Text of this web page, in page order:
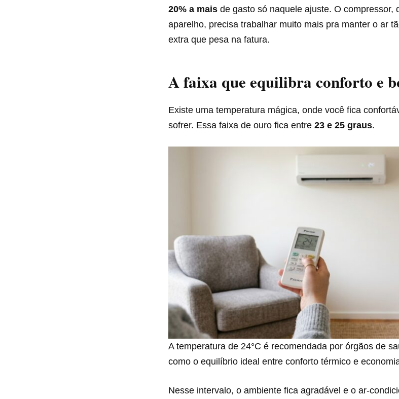
20% a mais de gasto só naquele ajuste. O compressor,
aparelho, precisa trabalhar muito mais pra manter o ar
extra que pesa na fatura.
A faixa que equilibra conforto e
Existe uma temperatura mágica, onde você fica
sofrer. Essa faixa de ouro fica entre 23 e 25 graus.
A temperatura de 24°C é recomendada por órgãos de
como o equilíbrio ideal entre conforto térmico e
Nesse intervalo, o ambiente fica agradável e o ar-